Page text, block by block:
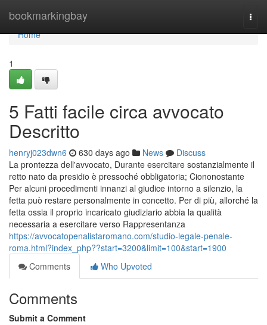
bookmarkingbay
Home
Home
1
5 Fatti facile circa avvocato
Descritto
henryj023dwn6 630 days ago News
Discuss
La prontezza dell'avvocato, Durante esercitare sostanzialmente il
retto nato da presidio è pressoché obbligatoria; Ciononostante
Per alcuni procedimenti innanzi al giudice intorno a silenzio, la
fetta può restare personalmente in concetto. Per di più, allorché la
fetta ossia il proprio incaricato giudiziario abbia la qualità
necessaria a esercitare verso Rappresentanza
https://avvocatopenalistaromano.com/studio-legale-penale-
roma.html?index_php??start=3200&limit=100&start=1900
Comments
Who Upvoted
Comments
Submit a Comment